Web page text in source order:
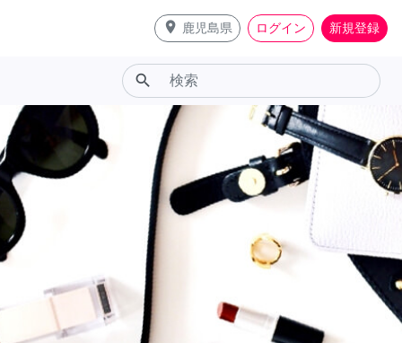
place 鹿児島県 ログイン 新規登録
search